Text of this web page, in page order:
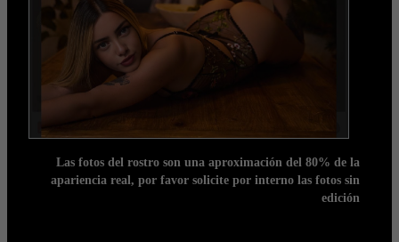
Las fotos del rostro son una aproximación del 80% de la
apariencia real, por favor solicite por interno las fotos sin
edición